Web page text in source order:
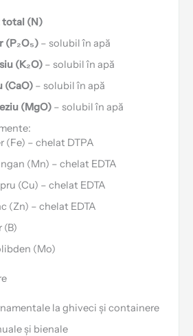
total (N)
(P₂O₅)– solubil în apă
(K₂O)– solubil în apă
(CaO)– solubil în apă
(MgO)– solubil în apă
(Fe) – chelat DTPA
(Mn) – chelat EDTA
(Cu) – chelat EDTA
(Zn) – chelat EDTA
(B)
(Mo)
la ghiveci și containere
și bienale